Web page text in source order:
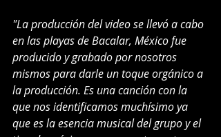
"La producción del video se llevó a cabo
en las playas de Bacalar, México fue
producido y grabado por nosotros
mismos para darle un toque orgánico a
la producción. Es una canción con la
que nos identificamos muchísimo ya
que es la esencia musical del grupo y el